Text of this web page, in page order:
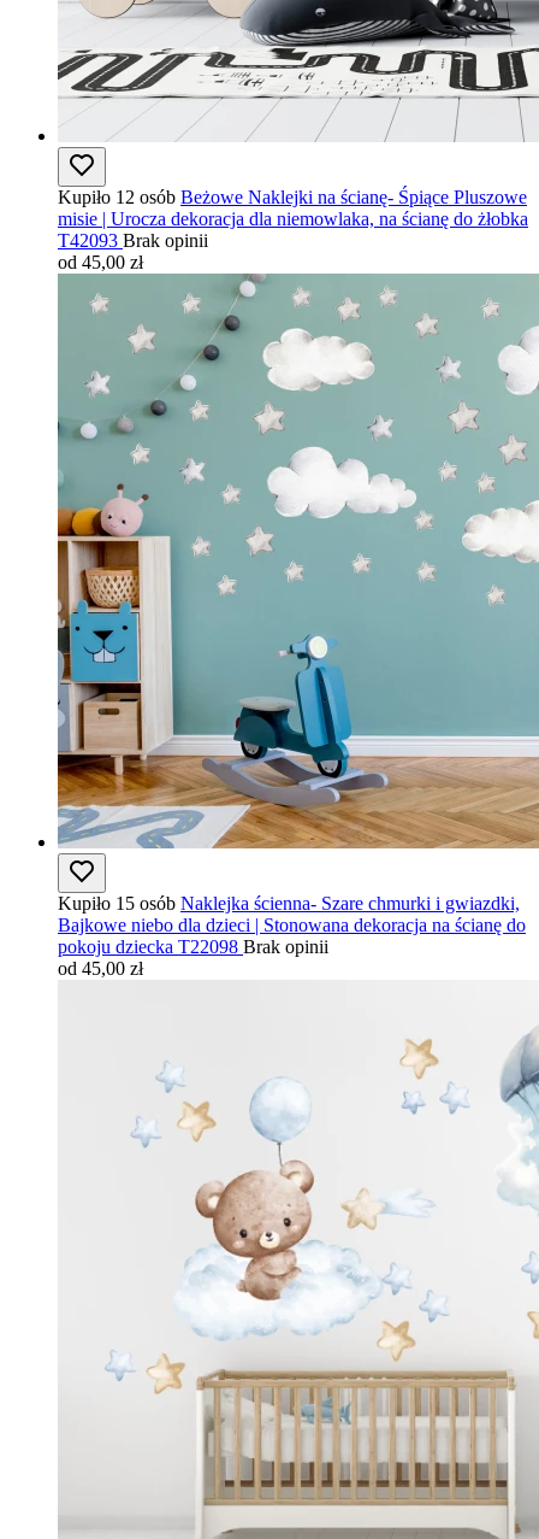
Kupiło 12 osób Beżowe Naklejki na ścianę- Śpiące Pluszowe
misie | Urocza dekoracja dla niemowlaka, na ścianę do żłobka
T42093 Brak opinii
od 45,00 zł
Kupiło 15 osób Naklejka ścienna- Szare chmurki i gwiazdki,
Bajkowe niebo dla dzieci | Stonowana dekoracja na ścianę do
pokoju dziecka T22098 Brak opinii
od 45,00 zł